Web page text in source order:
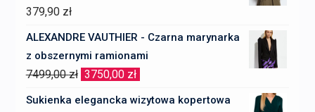
379,90 zł
ALEXANDRE VAUTHIER - Czarna marynarka
z obszernymi ramionami
7499,00zł Pierwotna
cena
3750,00 zł
cena
Sukienka elegancka wizytowa kopertowa